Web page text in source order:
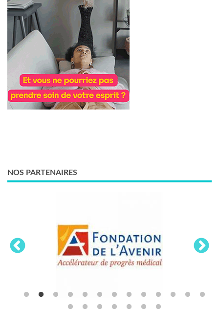
NOS PARTENAIRES